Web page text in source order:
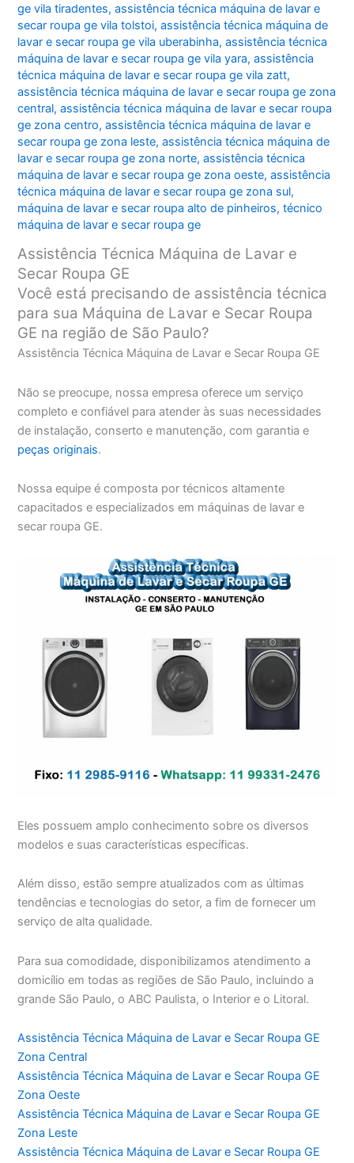
ge vila tiradentes,assistência técnica máquina de lavar e
secar roupa ge vila tolstoi,assistência técnica máquina de
lavar e secar roupa ge vila uberabinha,assistência técnica
máquina de lavar e secar roupa ge vila yara,assistência
técnica máquina de lavar e secar roupa ge vila zatt,
assistência técnica máquina de lavar e secar roupa ge zona
central,assistência técnica máquina de lavar e secar roupa
ge zona centro,assistência técnica máquina de lavar e
secar roupa ge zona leste,assistência técnica máquina de
lavar e secar roupa ge zona norte,assistência técnica
máquina de lavar e secar roupa ge zona oeste,assistência
técnica máquina de lavar e secar roupa ge zona sul,
máquina de lavar e secar roupa alto de pinheiros,técnico
máquina de lavar e secar roupa ge
Assistência Técnica Máquina de Lavar e
Secar Roupa GE
Você está precisando de assistência técnica
para sua Máquina de Lavar e Secar Roupa
GE na região de São Paulo?
Assistência Técnica Máquina de Lavar e Secar Roupa GE
Não se preocupe, nossa empresa oferece um serviço
completo e confiável para atender às suas necessidades
de instalação, conserto e manutenção, com garantia e
peças originais.
Nossa equipe é composta por técnicos altamente
capacitados e especializados em máquinas de lavar e
secar roupa GE.
Eles possuem amplo conhecimento sobre os diversos
modelos e suas características específicas.
Além disso, estão sempre atualizados com as últimas
tendências e tecnologias do setor, a fim de fornecer um
serviço de alta qualidade.
Para sua comodidade, disponibilizamos atendimento a
domicílio em todas as regiões de São Paulo, incluindo a
grande São Paulo, o ABC Paulista, o Interior e o Litoral.
Assistência Técnica Máquina de Lavar e Secar Roupa GE
Zona Central
Assistência Técnica Máquina de Lavar e Secar Roupa GE
Zona Oeste
Assistência Técnica Máquina de Lavar e Secar Roupa GE
Zona Leste
Assistência Técnica Máquina de Lavar e Secar Roupa GE